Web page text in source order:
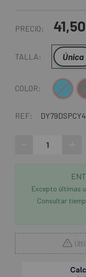
PRECIO:
TALLA: Única
COLOR: Azul
REF:
Excepto últimas
Consultar